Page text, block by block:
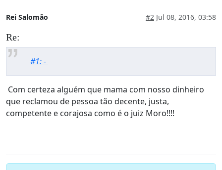
Rei Salomão #2 Jul 08, 2016, 03:58
Re:
#1: -
Com certeza alguém que mama com nosso dinheiro
que reclamou de pessoa tão decente, justa,
competente e corajosa como é o juiz Moro!!!!